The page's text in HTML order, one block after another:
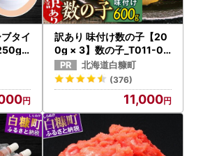
タイ
069
訳あり 味付け数の子【20
0g × 3】数の子_T011-01
40
北海道白糠町
(376)
11,000